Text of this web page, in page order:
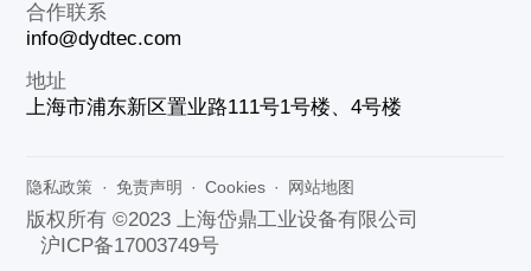
合作联系
info@dydtec.com
地址
上海市浦东新区置业路111号1号楼、4号楼
隐私政策 · 免责声明 · Cookies · 网站地图
版权所有 ©2023 上海岱鼎工业设备有限公司
沪ICP备17003749号